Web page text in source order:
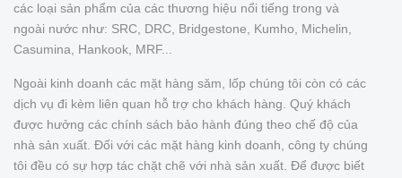
các loại sản phẩm của các thương hiệu nổi tiếng trong và
ngoài nước như: SRC, DRC, Bridgestone, Kumho, Michelin,
Casumina, Hankook, MRF...
Ngoài kinh doanh các mặt hàng săm, lốp chúng tôi còn có các
dịch vụ đi kèm liên quan hỗ trợ cho khách hàng. Quý khách
được hưởng các chính sách bảo hành đúng theo chế độ của
nhà sản xuất. Đối với các mặt hàng kinh doanh, công ty chúng
tôi đều có sự hợp tác chặt chẽ với nhà sản xuất. Để được biết